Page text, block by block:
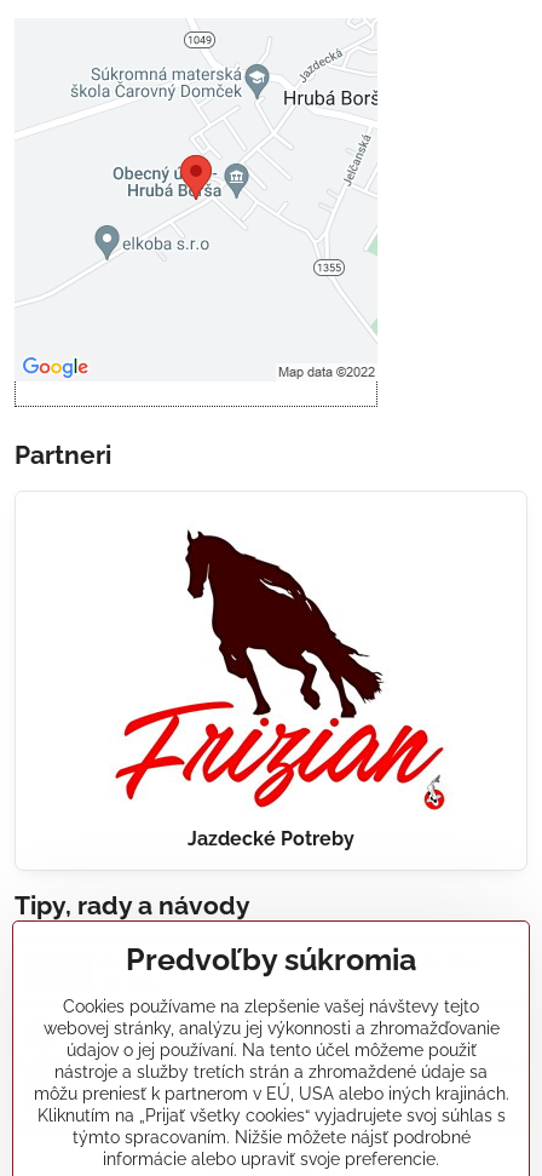
Externý obsah je blokovaný
Voľbami súkromia
Prajete si načítať externý obsah?
Povoliť tentokrát
Povoliť a zapamätať - súhlas s
Partneri
Jazdecké Potreby
Tipy, rady a návody
Realizácie záhradných jazierok, bazénov, fontán,
Články a blogy
Rady a návody
koikapre/?ref=hl
Predvoľby súkromia
Cookies používame na zlepšenie vašej návštevy tejto
webovej stránky, analýzu jej výkonnosti a zhromažďovanie
údajov o jej používaní. Na tento účel môžeme použiť
nástroje a služby tretích strán a zhromaždené údaje sa
môžu preniesť k partnerom v EÚ, USA alebo iných krajinách.
Kliknutím na „Prijať všetky cookies“ vyjadrujete svoj súhlas s
týmto spracovaním. Nižšie môžete nájsť podrobné
informácie alebo upraviť svoje preferencie.